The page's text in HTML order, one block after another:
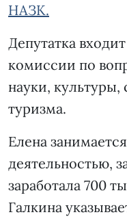
НАЗК.
Депутатка
комиссии по
науки,
туризма.
Елена
деятельностью,
заработала 700
Галкина